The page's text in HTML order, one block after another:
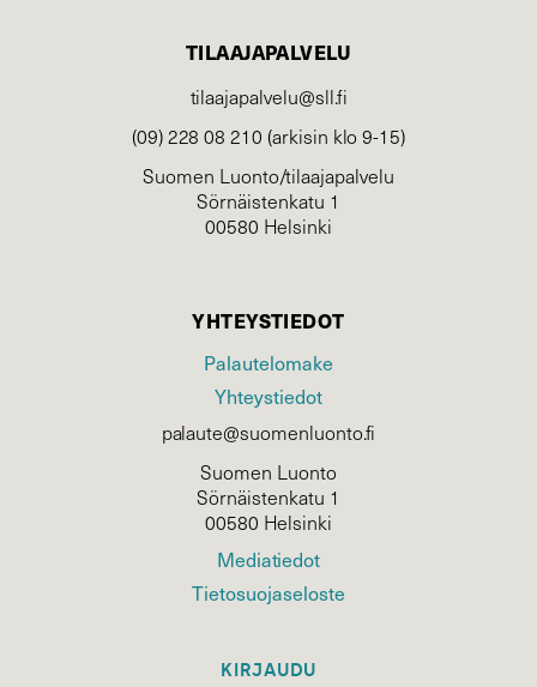
TILAAJAPALVELU
tilaajapalvelu@sll.fi
(09) 228 08 210 (arkisin klo 9-15)
Suomen Luonto/tilaajapalvelu
Sörnäistenkatu 1
00580 Helsinki
YHTEYSTIEDOT
Palautelomake
Yhteystiedot
palaute@suomenluonto.fi
Suomen Luonto
Sörnäistenkatu 1
00580 Helsinki
Mediatiedot
Tietosuojaseloste
KIRJAUDU